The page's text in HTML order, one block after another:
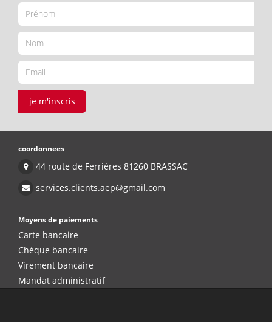
je m'inscris
coordonnees
44 route de Ferrières 81260 BRASSAC
services.clients.aep@gmail.com
Moyens de paiements
Carte bancaire
Chèque bancaire
Virement bancaire
Mandat administratif